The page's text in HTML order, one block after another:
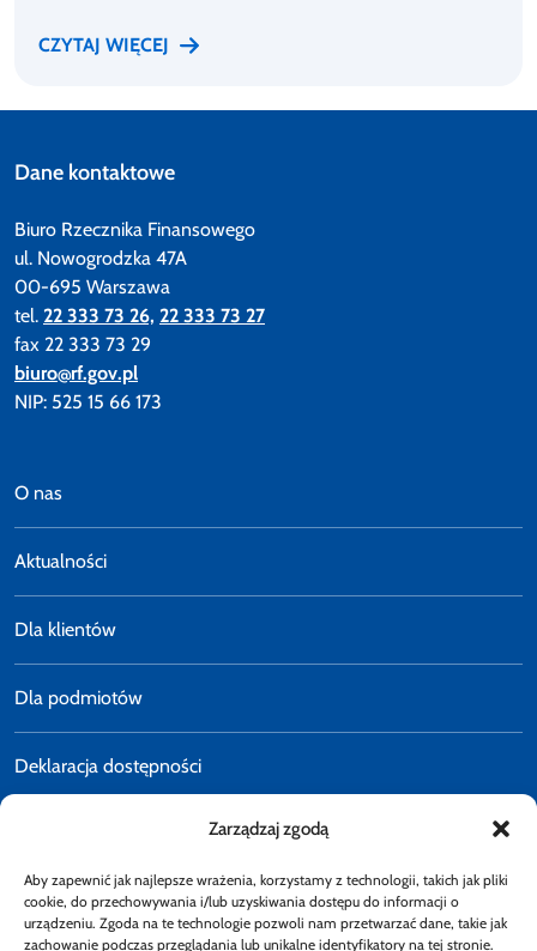
Zarządzaj zgodą
Aby zapewnić jak najlepsze wrażenia, korzystamy z technologii, takich jak pliki
cookie, do przechowywania i/lub uzyskiwania dostępu do informacji o
urządzeniu. Zgoda na te technologie pozwoli nam przetwarzać dane, takie jak
zachowanie podczas przeglądania lub unikalne identyfikatory na tej stronie.
CZYTAJ WIĘCEJ
Dane kontaktowe
Biuro Rzecznika Finansowego
ul. Nowogrodzka 47A
00-695 Warszawa
tel. 22 333 73 26, 22 333 73 27
fax 22 333 73 29
biuro@rf.gov.pl
NIP: 525 15 66 173
O nas
Aktualności
Dla klientów
Dla podmiotów
Deklaracja dostępności
E-faktury